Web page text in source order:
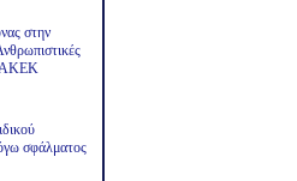
στην
σφάλματος